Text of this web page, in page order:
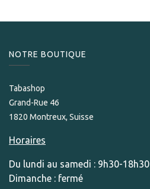
NOTRE BOUTIQUE
Tabashop
Grand-Rue 46
1820 Montreux, Suisse
Horaires
Du lundi au samedi : 9h30-18h30
Dimanche : fermé